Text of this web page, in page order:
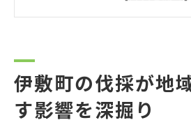
伐採がもたらす地元産業
か
伐採エコノミクスで森林
伊敷町の伐採が地
す影響を深掘り